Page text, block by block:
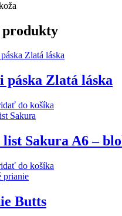
produkty
páska Zlatá láska
do košíka
list Sakura A6 –
do košíka
Butts